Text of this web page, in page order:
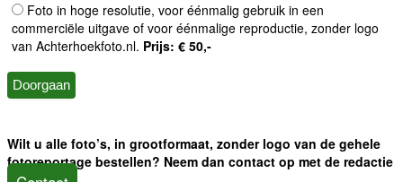
Foto in hoge resolutie, voor éénmalig gebruik in een
commerciële uitgave of voor éénmalige reproductie, zonder logo
van Achterhoekfoto.nl. Prijs: € 50,-
Wilt u alle foto’s, in grootformaat, zonder logo van de gehele
fotoreportage bestellen? Neem dan contact op met de redactie